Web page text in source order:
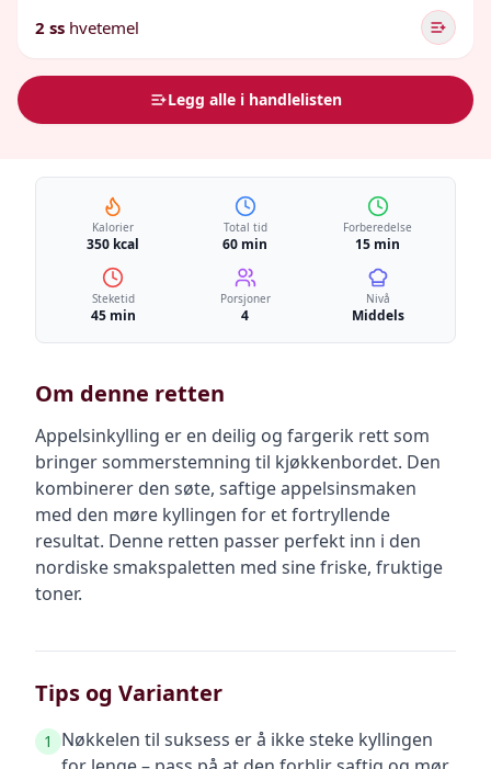
2 ss hvetemel
Legg alle i handlelisten
Kalorier
350 kcal
Total tid
60 min
Forberedelse
15 min
Steketid
45 min
Porsjoner
4
Nivå
Middels
Om denne retten
Appelsinkylling er en deilig og fargerik rett som
bringer sommerstemning til kjøkkenbordet. Den
kombinerer den søte, saftige appelsinsmaken
med den møre kyllingen for et fortryllende
resultat. Denne retten passer perfekt inn i den
nordiske smakspaletten med sine friske, fruktige
toner.
Tips og Varianter
1
Nøkkelen til suksess er å ikke steke kyllingen